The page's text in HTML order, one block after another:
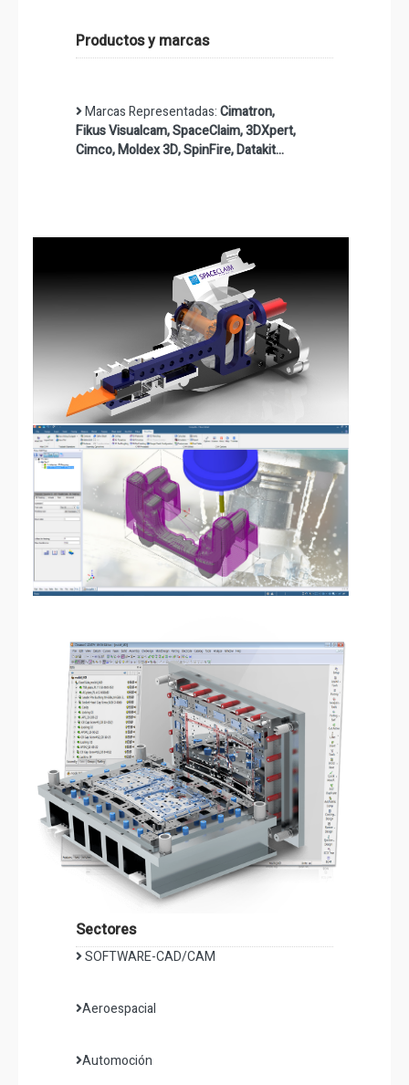
Productos y marcas
Marcas Representadas:Cimatron,
Fikus Visualcam, SpaceClaim, 3DXpert,
Cimco, Moldex 3D, SpinFire, Datakit…
Sectores
SOFTWARE-CAD/CAM
Aeroespacial
Automoción